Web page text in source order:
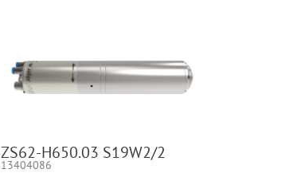
ZS62-H650.03 S19W2/2
13404086